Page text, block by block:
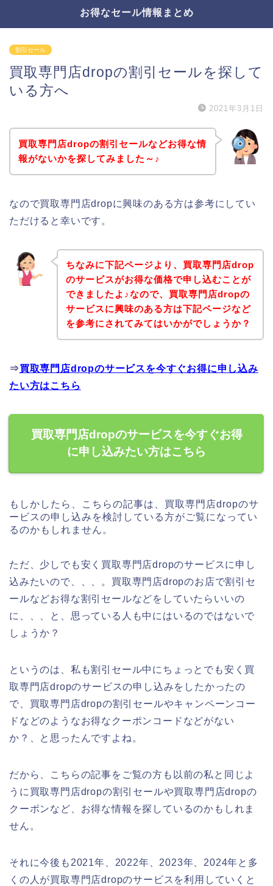
お得なセール情報まとめ
割引セール
買取専門店dropの割引セールを探して
いる方へ
2021年3月1日
買取専門店dropの割引セールなどお得な情
報がないかを探してみました～♪
なので買取専門店dropに興味のある方は参考にしてい
ただけると幸いです。
ちなみに下記ページより、買取専門店drop
のサービスがお得な価格で申し込むことが
できましたよ♪なので、買取専門店dropの
サービスに興味のある方は下記ページなど
を参考にされてみてはいかがでしょうか？
⇒買取専門店dropのサービスを今すぐお得に申し込み
たい方はこちら
買取専門店dropのサービスを今すぐお得
に申し込みたい方はこちら
もしかしたら、こちらの記事は、買取専門店dropのサ
ービスの申し込みを検討している方がご覧になってい
るのかもしれません。
ただ、少しでも安く買取専門店dropのサービスに申し
込みたいので、、、。買取専門店dropのお店で割引セ
ールなどお得な割引セールなどをしていたらいいの
に、、、と、思っている人も中にはいるのではないで
しょうか？
というのは、私も割引セール中にちょっとでも安く買
取専門店dropのサービスの申し込みをしたかったの
で、買取専門店dropの割引セールやキャンペーンコー
ドなどのようなお得なクーポンコードなどがない
か？、と思ったんですよね。
だから、こちらの記事をご覧の方も以前の私と同じよ
うに買取専門店dropの割引セールや買取専門店dropの
クーポンなど、お得な情報を探しているのかもしれま
せん。
それに今後も2021年、2022年、2023年、2024年と多
くの人が買取専門店dropのサービスを利用していくと